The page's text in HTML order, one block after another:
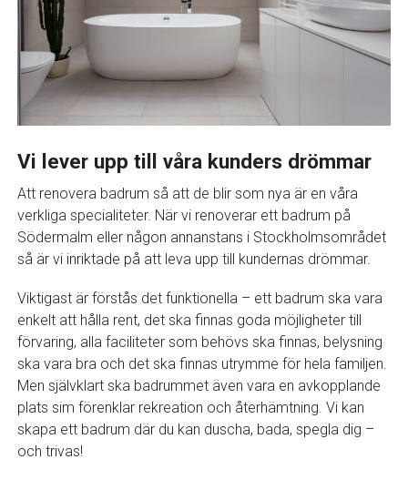
Vi lever upp till våra kunders drömmar
Att renovera badrum så att de blir som nya är en våra
verkliga specialiteter. När vi renoverar ett badrum på
Södermalm eller någon annanstans i Stockholmsområdet
så är vi inriktade på att leva upp till kundernas drömmar.
Viktigast är förstås det funktionella – ett badrum ska vara
enkelt att hålla rent, det ska finnas goda möjligheter till
förvaring, alla faciliteter som behövs ska finnas, belysning
ska vara bra och det ska finnas utrymme för hela familjen.
Men självklart ska badrummet även vara en avkopplande
plats sim förenklar rekreation och återhämtning. Vi kan
skapa ett badrum där du kan duscha, bada, spegla dig –
och trivas!